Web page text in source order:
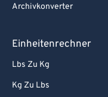
Archivkonverter
Einheitenrechner
Lbs Zu Kg
Kg Zu Lbs